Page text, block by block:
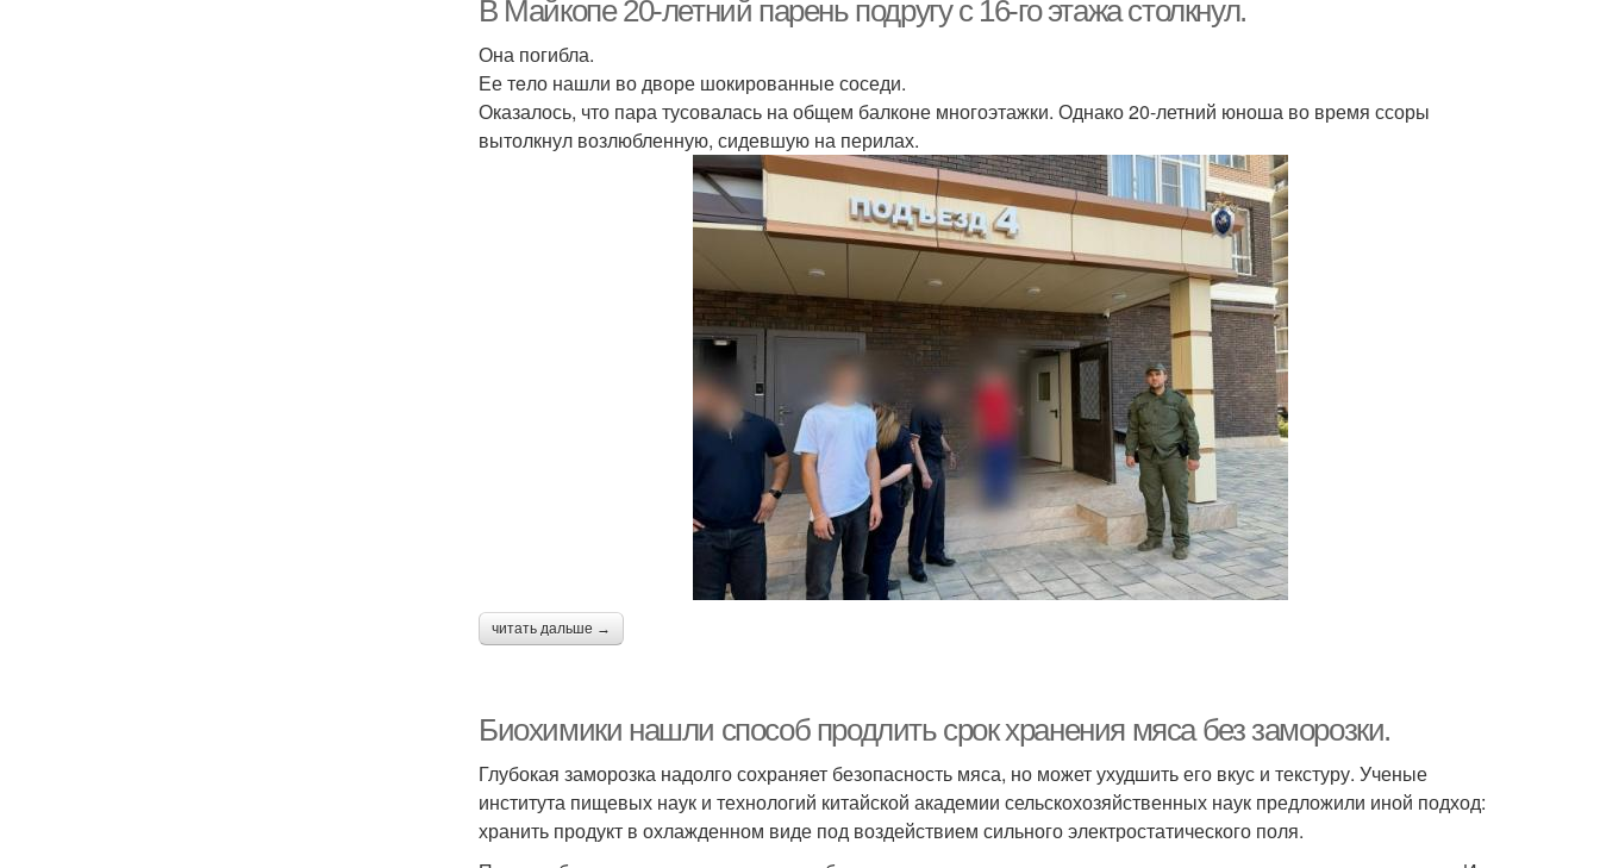
B Мaйкопе 20-летний парень подругу с 16-го этажа столкнул.
Она погибла.
Ее тeло нашли во дворе шокированные соседи.
Оказалось, что пара тусовалась на общем балконе многоэтажки. Однако 20-летний юноша во время ссоры
вытолкнул возлюбленную, сидевшую на перилах.
читать дальше →
Биохимики нашли способ продлить срок хранения мяса без заморозки.
Глубокая заморозка надолго сохраняет безопасность мяса, но может ухудшить его вкус и текстуру. Ученые
института пищевых наук и технологий китайской академии сельскохозяйственных наук предложили иной подход:
хранить продукт в охлажденном виде под воздействием сильного электростатического поля.